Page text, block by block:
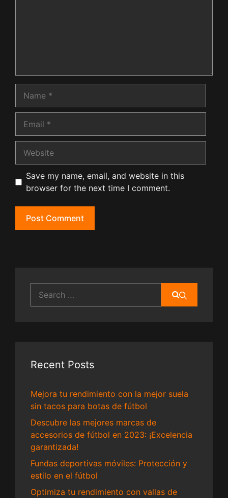
Save my name, email, and website in this
browser for the next time I comment.
for:
Recent Posts
Mejora tu rendimiento con la mejor suela
sin tacos para botas de fútbol
Descubre las mejores marcas de
accesorios de fútbol en 2023: ¡Excelencia
garantizada!
Fundas deportivas móviles: Protección y
estilo en el fútbol
Optimiza tu rendimiento con vallas de